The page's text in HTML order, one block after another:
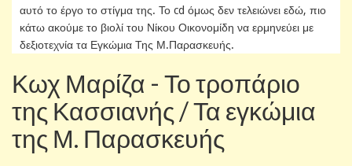
αυτό το έργο το στίγμα της. Το cd όμως δεν τελειώνει εδώ, πιο
κάτω ακούμε το βιολί του Νίκου Οικονομίδη να ερμηνεύει με
δεξιοτεχνία τα Εγκώμια Της Μ.Παρασκευής.
Κωχ Μαρίζα - Το τροπάριο
της Κασσιανής / Τα εγκώμια
της Μ. Παρασκευής